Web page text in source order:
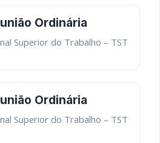
Ordinária
Superior do Trabalho – TST
Ordinária
Superior do Trabalho – TST